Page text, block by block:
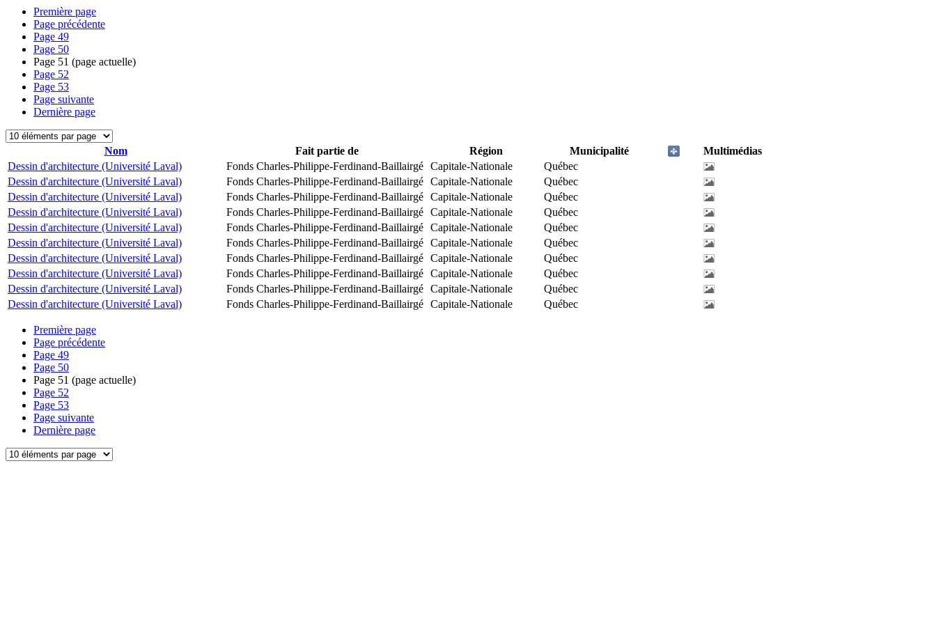
Première page
Page précédente
Page 49
Page 50
Page 51 (page actuelle)
Page 52
Page 53
Page suivante
Dernière page
Nom Fait partie de Région Municipalité
Multimédias
Dessin d'architecture (Université Laval)
Fonds Charles-Philippe-Ferdinand-Baillairgé Capitale-Nationale
Québec
Dessin d'architecture (Université Laval)
Fonds Charles-Philippe-Ferdinand-Baillairgé Capitale-Nationale
Québec
Dessin d'architecture (Université Laval)
Fonds Charles-Philippe-Ferdinand-Baillairgé Capitale-Nationale
Québec
Dessin d'architecture (Université Laval)
Fonds Charles-Philippe-Ferdinand-Baillairgé Capitale-Nationale
Québec
Dessin d'architecture (Université Laval)
Fonds Charles-Philippe-Ferdinand-Baillairgé Capitale-Nationale
Québec
Dessin d'architecture (Université Laval)
Fonds Charles-Philippe-Ferdinand-Baillairgé Capitale-Nationale
Québec
Dessin d'architecture (Université Laval)
Fonds Charles-Philippe-Ferdinand-Baillairgé Capitale-Nationale
Québec
Dessin d'architecture (Université Laval)
Fonds Charles-Philippe-Ferdinand-Baillairgé Capitale-Nationale
Québec
Dessin d'architecture (Université Laval)
Fonds Charles-Philippe-Ferdinand-Baillairgé Capitale-Nationale
Québec
Dessin d'architecture (Université Laval)
Fonds Charles-Philippe-Ferdinand-Baillairgé Capitale-Nationale Québec
Première page
Page précédente
Page 49
Page 50
Page 51 (page actuelle)
Page 52
Page 53
Page suivante
Dernière page